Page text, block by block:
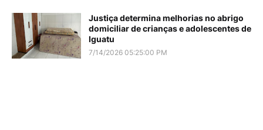
Justiça determina melhorias no abrigo
domiciliar de crianças e adolescentes de
Iguatu
7/14/2026 05:25:00 PM